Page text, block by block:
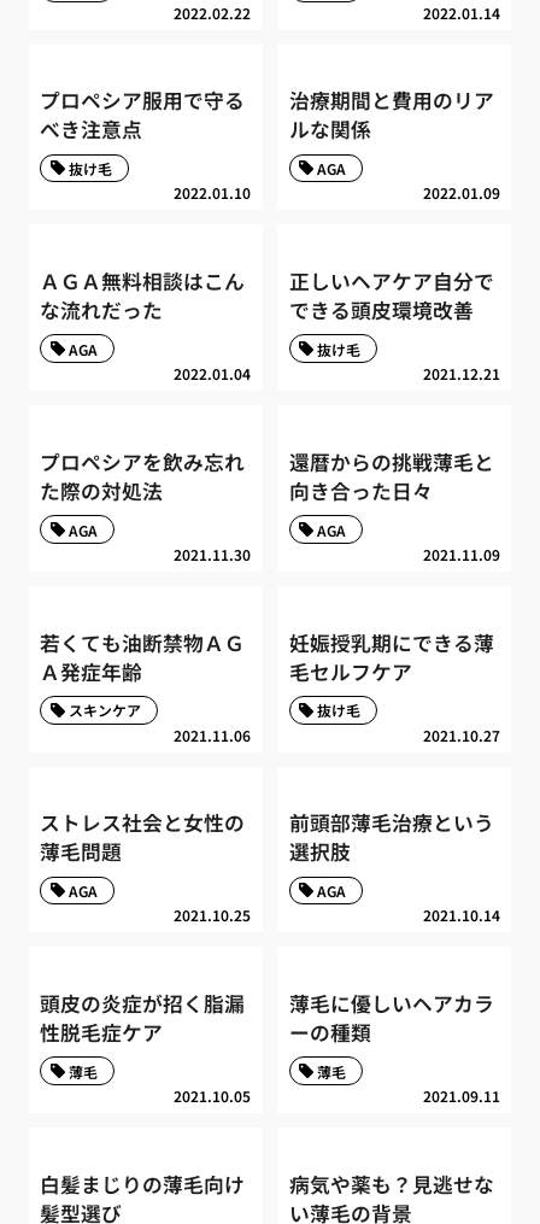
2022.02.22 2022.01.14
プロペシア服用で守る
べき注意点
2022.01.10
抜け毛
治療期間と費用のリア
ルな関係
2022.01.09
AGA
ＡＧＡ無料相談はこん
な流れだった
2022.01.04
AGA
正しいヘアケア自分で
できる頭皮環境改善
2021.12.21
抜け毛
プロペシアを飲み忘れ
た際の対処法
2021.11.30
AGA
還暦からの挑戦薄毛と
向き合った日々
2021.11.09
AGA
若くても油断禁物ＡＧ
Ａ発症年齢
2021.11.06
スキンケア
妊娠授乳期にできる薄
毛セルフケア
2021.10.27
抜け毛
ストレス社会と女性の
薄毛問題
2021.10.25
AGA
前頭部薄毛治療という
選択肢
2021.10.14
AGA
頭皮の炎症が招く脂漏
性脱毛症ケア
2021.10.05
薄毛
薄毛に優しいヘアカラ
ーの種類
2021.09.11
薄毛
白髪まじりの薄毛向け
髪型選び
病気や薬も？見逃せな
い薄毛の背景